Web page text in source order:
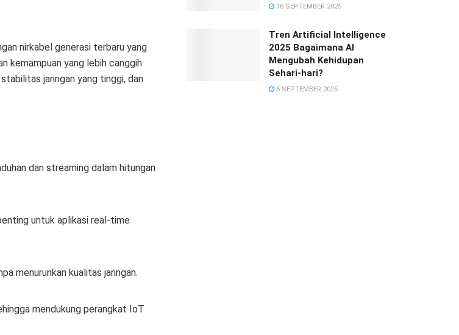
nirkabel generasi terbaru yang
kemampuan yang lebih canggih
jaringan yang tinggi, dan
dan streaming dalam hitungan
untuk aplikasi real-time
menurunkan kualitas jaringan.
mendukung perangkat IoT
16 SEPTEMBER 2025
Tren Artificial Intelligence
2025 Bagaimana AI
Mengubah Kehidupan
Sehari-hari?
6 SEPTEMBER 2025